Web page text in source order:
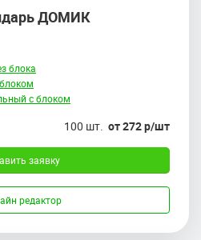
ДОМИК
блока
с блоком
100 шт. от 272 р/шт
заявку
редактор